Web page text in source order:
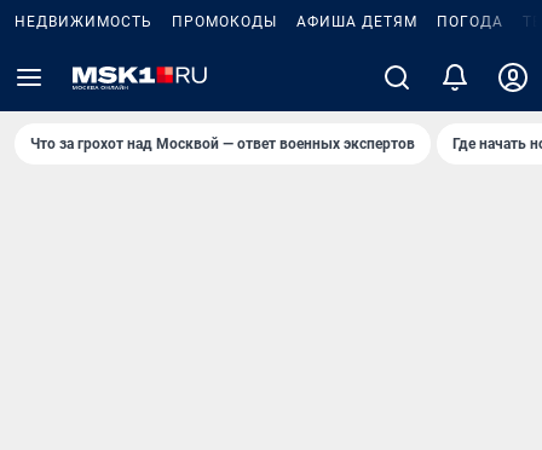
НЕДВИЖИМОСТЬ ПРОМОКОДЫ АФИША ДЕТЯМ ПОГОДА
Что за грохот над Москвой — ответ военных экспертов Где начать